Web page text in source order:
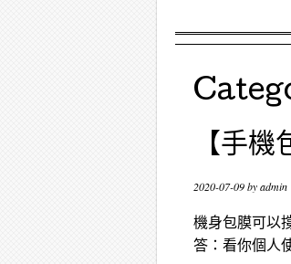
【手
2020-07-09byadmin
機身包膜可以
答：看你個人